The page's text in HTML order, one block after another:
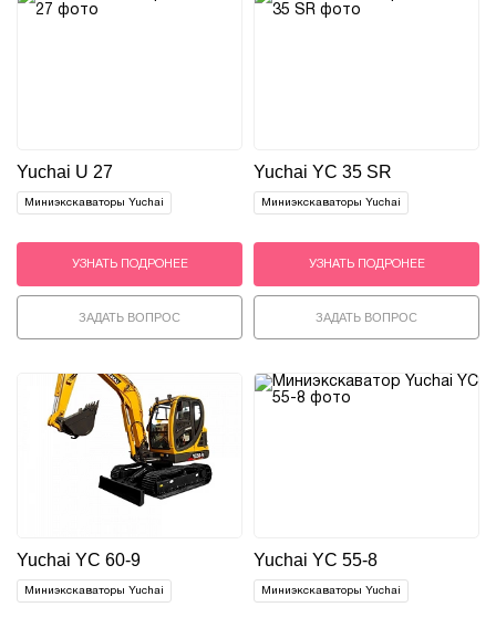
Yuchai U 27
Миниэкскаваторы Yuchai
УЗНАТЬ ПОДРОНЕЕ
ЗАДАТЬ ВОПРОС
Yuchai YC 35 SR
Миниэкскаваторы Yuchai
УЗНАТЬ ПОДРОНЕЕ
ЗАДАТЬ ВОПРОС
Yuchai YС 60-9
Миниэкскаваторы Yuchai
Yuchai YС 55-8
Миниэкскаваторы Yuchai